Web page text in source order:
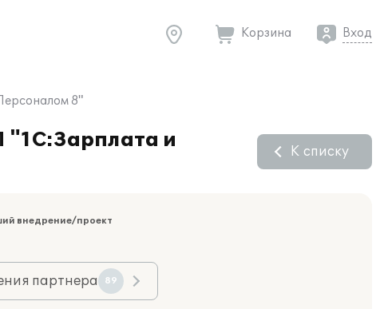
Корзина Вход
8"
"1С:Зарплата и
К списку
внедрение/проект
партнера 89